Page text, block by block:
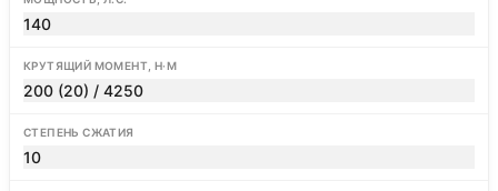
140
КРУТЯЩИЙ МОМЕНТ, Н·М
200 (20) / 4250
СТЕПЕНЬ СЖАТИЯ
10